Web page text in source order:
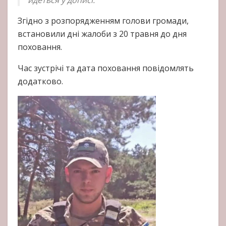
Згідно з розпорядженням голови громади,
встановили дні жалоби з 20 травня до дня
поховання.
Час зустрічі та дата поховання повідомлять
додатково.